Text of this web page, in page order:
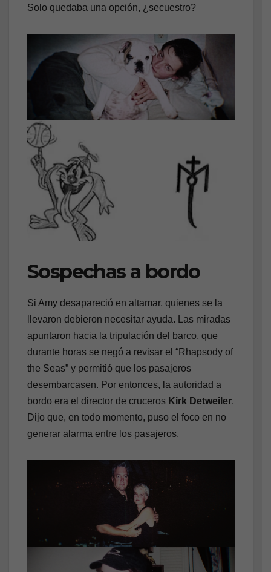
Solo quedaba una opción, ¿secuestro?
Sospechas a bordo
Si Amy desapareció en altamar, quienes se la
llevaron debieron necesitar ayuda. Las miradas
apuntaron hacia la tripulación del barco, que
durante horas se negó a revisar el “Rhapsody of
the Seas” y permitió que los pasajeros
desembarcasen. Por entonces, la autoridad a
bordo era el director de cruceros Kirk Detweiler.
Dijo que, en todo momento, puso el foco en no
generar alarma entre los pasajeros.